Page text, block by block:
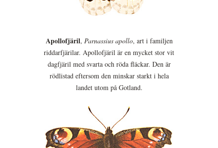
Apollofjäril, Parnassius apollo, art i familjen
riddarfjärilar. Apollofjäril är en mycket stor vit
dagfjäril med svarta och röda fläckar. Den är
rödlistad eftersom den minskar starkt i hela
landet utom på Gotland.